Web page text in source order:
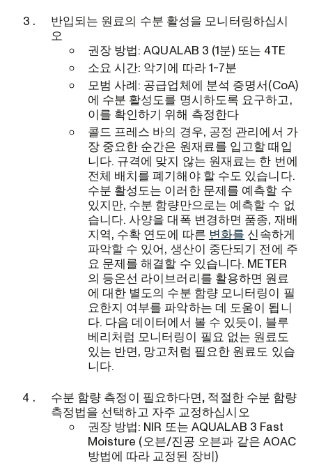
반입되는 원료의 수분 활성을 모니터링하십시
오
권장 방법: AQUALAB 3 (1분) 또는 4TE
소요 시간: 악기에 따라 1~7분
모범 사례: 공급업체에 분석 증명서(CoA)
에 수분 활성도를 명시하도록 요구하고,
이를 확인하기 위해 측정한다
콜드 프레스 바의 경우, 공정 관리에서 가
장 중요한 순간은 원재료를 입고할 때입
니다. 규격에 맞지 않는 원재료는 한 번에
전체 배치를 폐기해야 할 수도 있습니다.
수분 활성도는 이러한 문제를 예측할 수
있지만, 수분 함량만으로는 예측할 수 없
습니다. 사양을 대폭 변경하면 품종, 재배
지역, 수확 연도에 따른 변화를 신속하게
파악할 수 있어, 생산이 중단되기 전에 주
요 문제를 해결할 수 있습니다. METER
의 등온선 라이브러리를 활용하면 원료
에 대한 별도의 수분 함량 모니터링이 필
요한지 여부를 파악하는 데 도움이 됩니
다. 다음 데이터에서 볼 수 있듯이, 블루
베리처럼 모니터링이 필요 없는 원료도
있는 반면, 망고처럼 필요한 원료도 있습
니다.
수분 함량 측정이 필요하다면, 적절한 수분 함량
측정법을 선택하고 자주 교정하십시오
권장 방법: NIR 또는 AQUALAB 3 Fast
Moisture (오븐/진공 오븐과 같은 AOAC
방법에 따라 교정된 장비)